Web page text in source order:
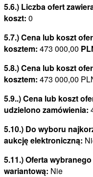
5.6.) Liczba ofert
koszt: 0
5.7.) Cena lub koszt
kosztem: 473 000,00
5.8.) Cena lub koszt
kosztem: 473 000,00
5.9..) Cena lub koszt
udzielono zamówienia:
5.10.) Do wyboru
aukcję elektroniczną:
5.11.) Oferta
wariantową: Nie